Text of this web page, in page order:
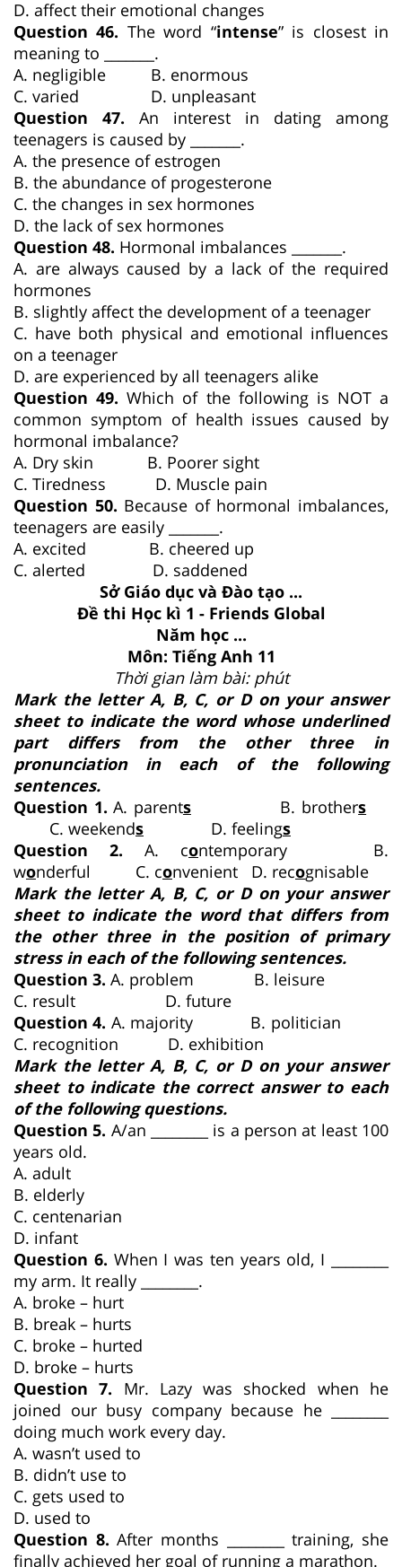
D. affect their emotional changes
Question 46. The word “intense” is closest in
meaning to _______.
A. negligible B. enormous
C. varied D. unpleasant
Question 47. An interest in dating among
teenagers is caused by _______.
A. the presence of estrogen
B. the abundance of progesterone
C. the changes in sex hormones
D. the lack of sex hormones
Question 48. Hormonal imbalances _______.
A. are always caused by a lack of the required
hormones
B. slightly affect the development of a teenager
C. have both physical and emotional influences
on a teenager
D. are experienced by all teenagers alike
Question 49. Which of the following is NOT a
common symptom of health issues caused by
hormonal imbalance?
A. Dry skin B. Poorer sight
C. Tiredness D. Muscle pain
Question 50. Because of hormonal imbalances,
teenagers are easily _______.
A. excited B. cheered up
C. alerted D. saddened
Sở Giáo dục và Đào tạo ...
Đề thi Học kì 1 - Friends Global
Năm học ...
Môn: Tiếng Anh 11
Thời gian làm bài: phút
Mark the letter A, B, C, or D on your answer
sheet to indicate the word whose underlined
part differs from the other three in
pronunciation in each of the following
sentences.
Question 1. A. parentsB. brothers
C. weekends D. feelings
Question 2. A. contemporary B.
wonderful C. convenient D. recognisable
Mark the letter A, B, C, or D on your answer
sheet to indicate the word that differs from
the other three in the position of primary
stress in each of the following sentences.
Question 3. A. problem B. leisure
C. result D. future
Question 4. A. majority B. politician
C. recognition D. exhibition
Mark the letter A, B, C, or D on your answer
sheet to indicate the correct answer to each
of the following questions.
Question 5. A/an ________ is a person at least 100
years old.
A. adult
B. elderly
C. centenarian
D. infant
Question 6. When I was ten years old, I ________
my arm. It really ________.
A. broke – hurt
B. break – hurts
C. broke – hurted
D. broke – hurts
Question 7. Mr. Lazy was shocked when he
joined our busy company because he ________
doing much work every day.
A. wasn’t used to
B. didn’t use to
C. gets used to
D. used to
Question 8.After months ________ training, she
finally achieved her goal of running a marathon.